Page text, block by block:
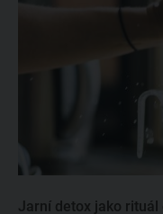
Jarní detox jako rituál